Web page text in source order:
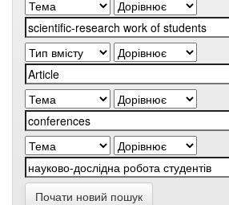
Почати новий пошук